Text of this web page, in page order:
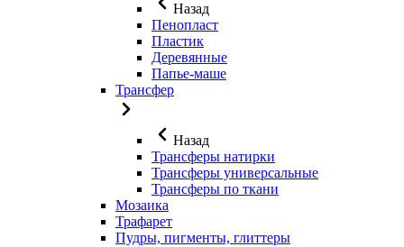
Назад
Пенопласт
Пластик
Деревянные
Папье-маше
Трансфер
Назад
Трансферы натирки
Трансферы универсальные
Трансферы по ткани
Мозаика
Трафарет
Пудры, пигменты, глиттеры